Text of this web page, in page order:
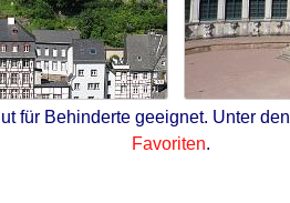
für Behinderte geeignet. Unter den
Favoriten.